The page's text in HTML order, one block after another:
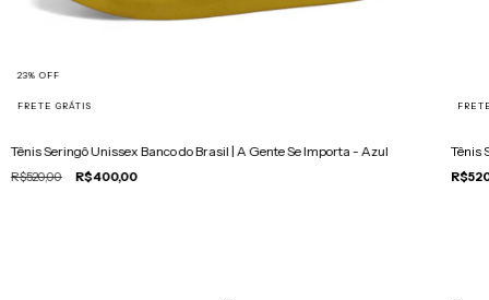
23%OFF
FRETE GRÁTIS
Tênis Seringô Unissex Banco do Brasil | A Gente Se Importa - Azul
R$520,00 R$400,00
Tênis